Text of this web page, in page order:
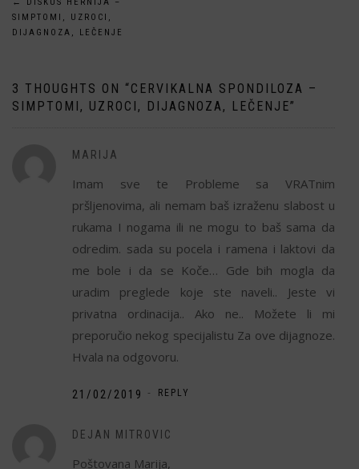
Кретање
чланка
←
DISKUS HERNIJA –
SIMPTOMI, UZROCI,
DIJAGNOZA, LEČENJE
3 THOUGHTS ON “CERVIKALNA SPONDILOZA –
SIMPTOMI, UZROCI, DIJAGNOZA, LEČENJE”
MARIJA
Imam sve te Probleme sa VRATnim
pršljenovima, ali nemam baš izraženu slabost u
rukama I nogama ili ne mogu to baš sama da
odredim. sada su pocela i ramena i laktovi da
me bole i da se Koče… Gde bih mogla da
uradim preglede koje ste naveli.. Jeste vi
privatna ordinacija.. Ako ne.. Možete li mi
preporučio nekog specijalistu Za ove dijagnoze.
Hvala na odgovoru.
21/02/2019 - REPLY
DEJAN MITROVIC
Poštovana Marija,